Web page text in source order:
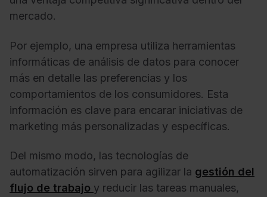
mercado.
Por ejemplo, una empresa utiliza herramientas
informáticas de análisis de datos para conocer
más en detalle las preferencias y los
comportamientos de los consumidores. Esta
información es clave para encarar iniciativas de
marketing más personalizadas y específicas.
Del mismo modo, las tecnologías de
automatización sirven para agilizar la gestión del
flujo de trabajo y reducir las tareas manuales,